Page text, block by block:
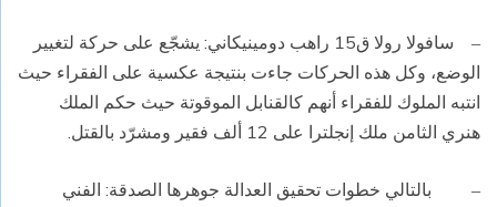
–
سافولا رولا ق15 راهب دومينيكاني: يشجّع على حركة لتغيير
الوضع، وكل هذه الحركات جاءت بنتيجة عكسية على الفقراء حيث
انتبه الملوك للفقراء أنهم كالقنابل الموقوتة حيث حكم الملك
هنري الثامن ملك إنجلترا على 12 ألف فقير ومشرّد بالقتل.
–
بالتالي خطوات تحقيق العدالة جوهرها الصدقة: الفني